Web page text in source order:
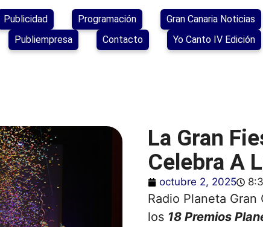
Publicidad Programación Gran Canaria Noticias
Publiempresa
Contacto Yo Canto IV Edición
La Gran
Celebra A
octubre 2, 2025
Radio Planeta
los 18 Premios